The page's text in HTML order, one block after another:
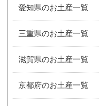
愛知県のお土産一覧
三重県のお土産一覧
滋賀県のお土産一覧
京都府のお土産一覧